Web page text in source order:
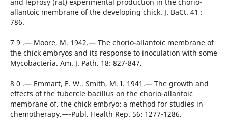
allantoic membrane of the developing chick. J. BaCt. 41 :
786.
7 9 .— Moore, M. 1942.— The chorio-allantoic membrane of
the chick embryos and its response to inoculation with some
Mycobacteria. Am. J. Path. 18: 827-847.
8 0 .— Emmart, E. W.. Smith, M. I. 1941.— The growth and
effects of the tubercle bacillus on the chorio-allantoic
membrane of. the chick embryo: a method for studies in
chemotherapy.—-Publ. Health Rep. 56: 1277-1286.